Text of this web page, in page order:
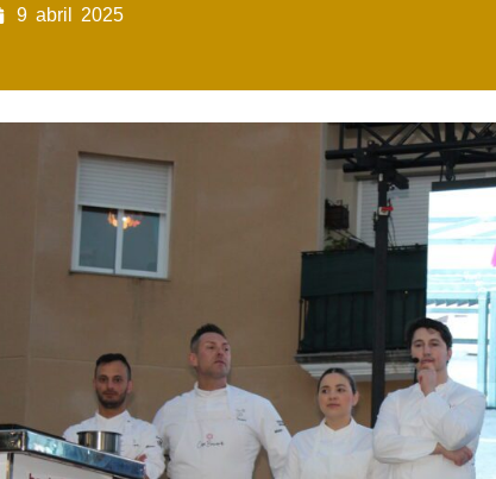
9 abril 2025